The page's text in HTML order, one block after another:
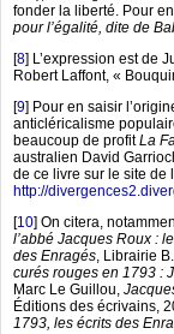
fonder la liberté. Pour
pour l’égalité, dite de
[8] L’expression est de
Robert Laffont, «
[9] Pour en saisir
anticléricalisme
beaucoup de profitLa
australien David
de ce livre sur le site de
http://
[10] On citera,
l’abbé Jacques Roux :
des Enragés, Librairie
curés rouges en 1793 :
Marc Le Guillou,
Éditions des écrivains,
1793, les écrits des